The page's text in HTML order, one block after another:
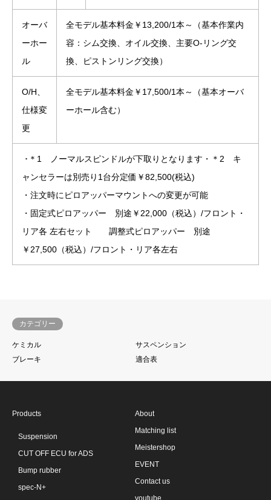
オーバ
ーホー
ル
全モデル基本料金￥13,200/1本～（基本作業内
容：シム交換、オイル交換、主要O-リング交
換、ピストンリング交換）
O/H、
仕様変
更
全モデル基本料金￥17,500/1本～（基本オーバ
ーホール含む）
･＊1 ノーマルスピンドルが下取りとなります・＊2 キ
ャンセラーは別売り1台分定価￥82,500(税込)
・注文時にピロアッパーマウントへの変更が可能
・固定式ピロアッパー 別途￥22,000（税込）/フロント・
リア各 左右セット 調整式ピロアッパー 別途
￥27,500（税込）/フロント・リア各左右
カテゴリー
ケミカル
サスペンション
ブレーキ
適合表
Products
Suspension
CUT OFF ECU for ADS
Bump rubber
spec-N+
About
Matching list
Meistershop
EVENT
Contact us
youtube